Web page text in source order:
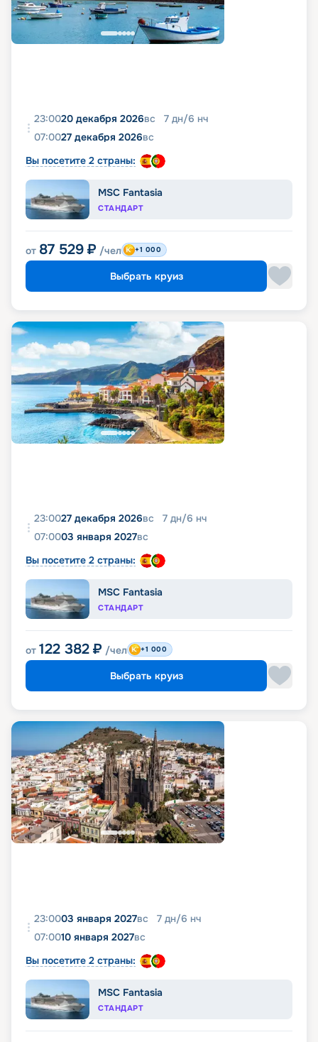
23:0020 декабря 2026вс 7 дн/6 нч
07:0027 декабря 2026вс
Вы посетите 2 страны:
MSC Fantasia
СТАНДАРТ
от 87 529 ₽ /чел +1 000
Выбрать круиз
23:0027 декабря 2026вс 7 дн/6 нч
07:0003 января 2027вс
Вы посетите 2 страны:
MSC Fantasia
СТАНДАРТ
от 122 382 ₽ /чел +1 000
Выбрать круиз
23:0003 января 2027вс 7 дн/6 нч
07:0010 января 2027вс
Вы посетите 2 страны:
MSC Fantasia
СТАНДАРТ